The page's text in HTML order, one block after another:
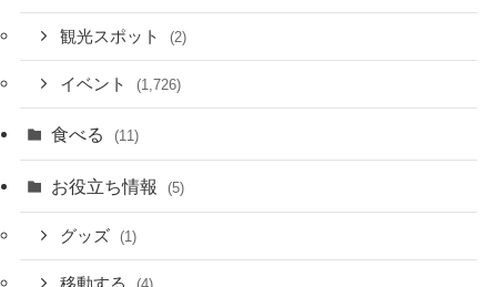
観光スポット (2)
イベント (1,726)
食べる (11)
お役立ち情報 (5)
グッズ (1)
移動する